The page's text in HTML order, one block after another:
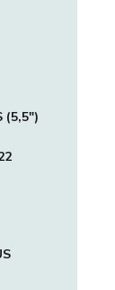
(5,5")